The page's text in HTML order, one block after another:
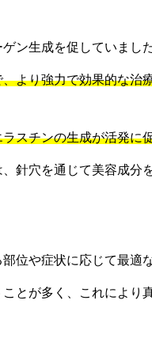
ン生成を促していまし
より強力で効果的な治
スチンの生成が活発に
針穴を通じて美容成分
位や症状に応じて最適
とが多く、これにより